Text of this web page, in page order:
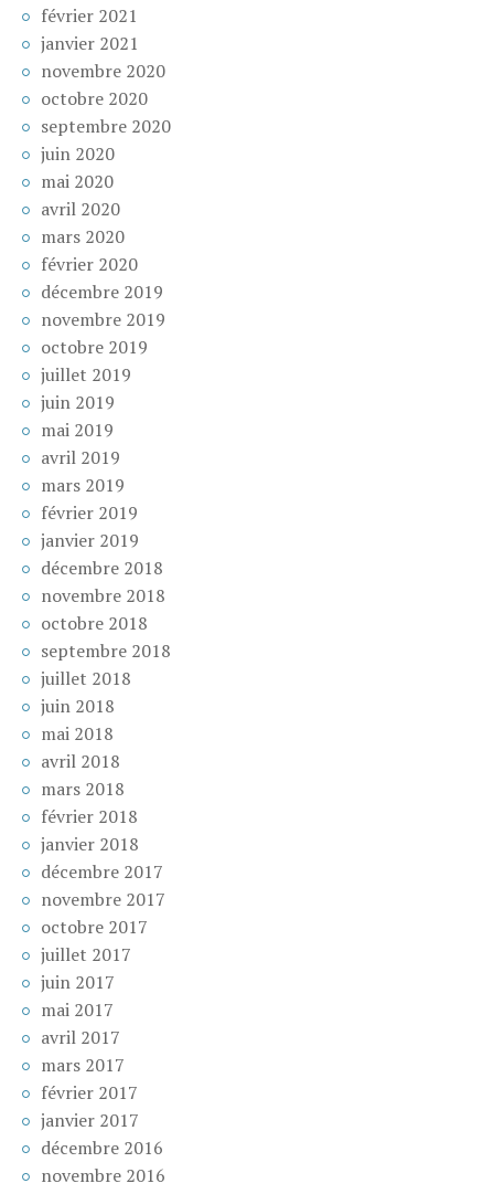
février 2021
janvier 2021
novembre 2020
octobre 2020
septembre 2020
juin 2020
mai 2020
avril 2020
mars 2020
février 2020
décembre 2019
novembre 2019
octobre 2019
juillet 2019
juin 2019
mai 2019
avril 2019
mars 2019
février 2019
janvier 2019
décembre 2018
novembre 2018
octobre 2018
septembre 2018
juillet 2018
juin 2018
mai 2018
avril 2018
mars 2018
février 2018
janvier 2018
décembre 2017
novembre 2017
octobre 2017
juillet 2017
juin 2017
mai 2017
avril 2017
mars 2017
février 2017
janvier 2017
décembre 2016
novembre 2016